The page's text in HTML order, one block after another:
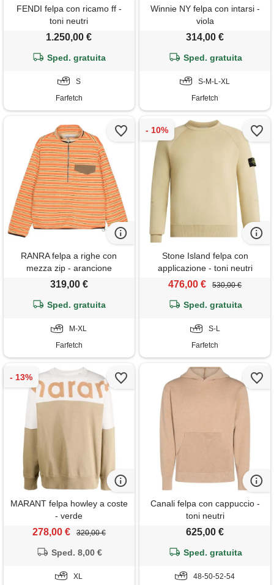
FENDI felpa con ricamo ff -
toni neutri
1.250,00 €
Sped. gratuita
S
Farfetch
Winnie NY felpa con intarsi -
viola
314,00 €
Sped. gratuita
S-M-L-XL
Farfetch
RANRA felpa a righe con
mezza zip - arancione
319,00 €
Sped. gratuita
M-XL
Farfetch
Stone Island felpa con
applicazione - toni neutri
476,00 € 530,00 €
Sped. gratuita
S-L
Farfetch
MARANT felpa howley a coste
- verde
278,00 € 320,00 €
Sped. 8,00 €
XL
Canali felpa con cappuccio -
toni neutri
625,00 €
Sped. gratuita
48-50-52-54